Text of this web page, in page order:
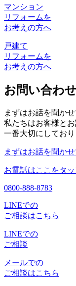
マンション
リフォームを
お考えの方へ
戸建て
リフォームを
お考えの方へ
お問い合わせ
まずはお話を聞かせ
私たちはお客様と
一番大切にしており
まずはお話を聞か
お電話はここをタ
0800-888-8783
LINEでの
ご相談はこちら
LINEでの
ご相談
メールでの
ご相談はこちら